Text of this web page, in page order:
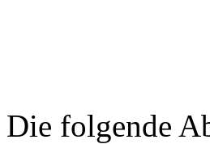
Die folgende